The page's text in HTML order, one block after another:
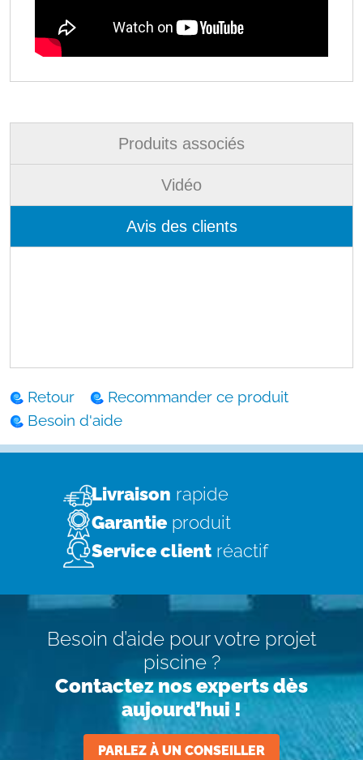
Produits associés
Vidéo
Avis des clients
Retour
Recommander ce produit
Besoin d'aide
Livraison rapide
Garantie produit
Service client réactif
Besoin d’aide pour votre projet
piscine ?
Contactez nos experts dès
aujourd’hui !
PARLEZ À UN CONSEILLER